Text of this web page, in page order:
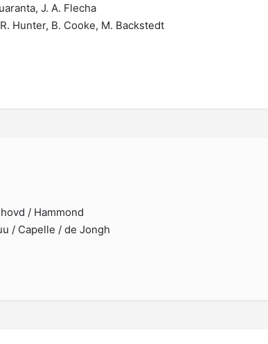
J. A. Flecha
Hunter, B. Cooke, M. Backstedt
/ Hammond
/ Capelle / de Jongh